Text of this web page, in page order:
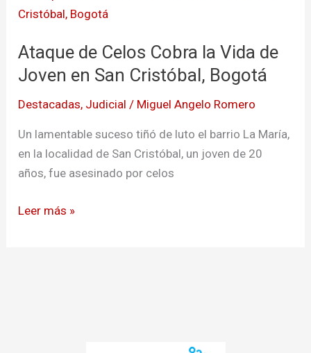
Ataque de Celos Cobra la Vida de
Joven en San Cristóbal, Bogotá
Destacadas, Judicial / Miguel Angelo Romero
Un lamentable suceso tiñó de luto el barrio La María,
en la localidad de San Cristóbal, un joven de 20
años, fue asesinado por celos
de
Cobra
la
de
Joven
en
San
Bogotá
Leer más »